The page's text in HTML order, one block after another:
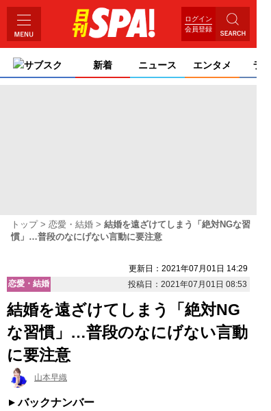
ログイン
会員登録
サブスク 新着 ニュース エンタメ ライ
トップ 恋愛・結婚
結婚を遠ざけてしまう「絶対NGな習
慣」…普段のなにげない言動に要注意
更新日：2021年07月01日 14:29
恋愛・結婚
投稿日：2021年07月01日 08:53
結婚を遠ざけてしまう「絶対NG
な習慣」…普段のなにげない言動
に要注意
山本早織
バックナンバー